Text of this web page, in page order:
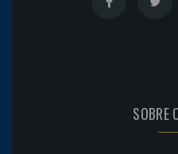
SOBRE